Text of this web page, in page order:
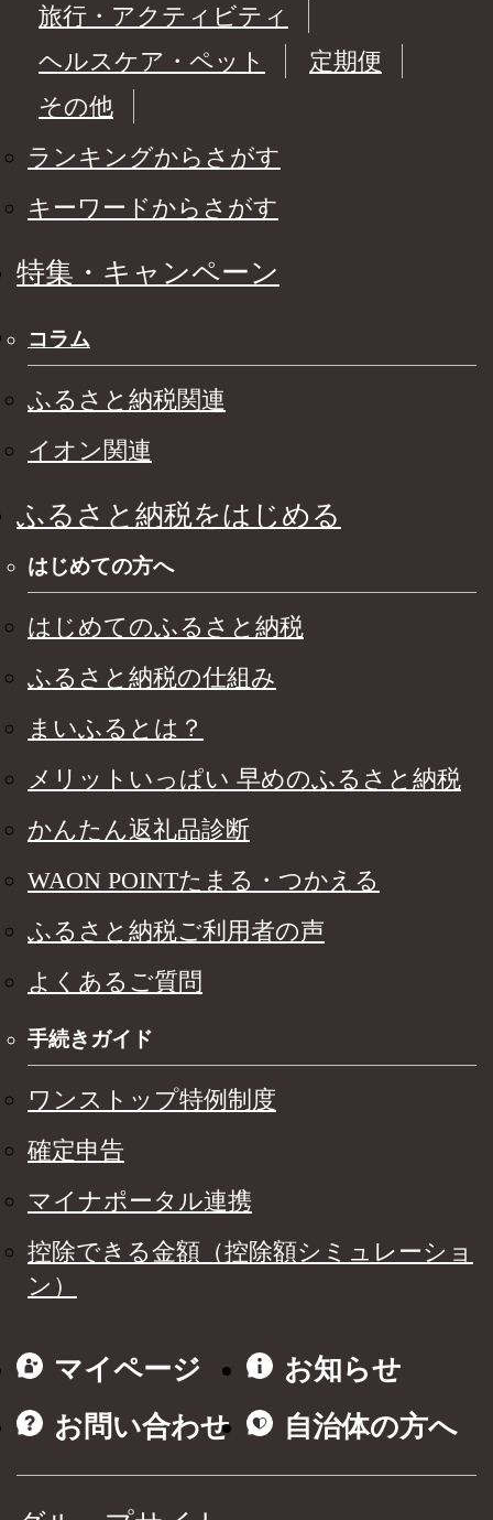
旅行・アクティビティ
ヘルスケア・ペット
定期便
その他
ランキングからさがす
キーワードからさがす
特集・キャンペーン
コラム
ふるさと納税関連
イオン関連
ふるさと納税をはじめる
はじめての方へ
はじめてのふるさと納税
ふるさと納税の仕組み
まいふるとは？
メリットいっぱい 早めのふるさと納税
かんたん返礼品診断
WAON POINTたまる・つかえる
ふるさと納税ご利用者の声
よくあるご質問
手続きガイド
ワンストップ特例制度
確定申告
マイナポータル連携
控除できる金額（控除額シミュレーショ
ン）
マイページ
お知らせ
お問い合わせ
自治体の方へ